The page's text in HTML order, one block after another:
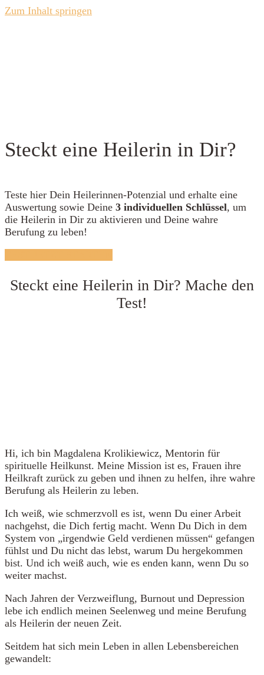
Zum Inhalt springen
Steckt eine Heilerin in Dir?
Teste hier Dein Heilerinnen-Potenzial und erhalte eine
Auswertung sowie Deine 3 individuellen Schlüssel, um
die Heilerin in Dir zu aktivieren und Deine wahre
Berufung zu leben!
Steckt eine Heilerin in Dir? Mache den
Test!
Hi, ich bin Magdalena Krolikiewicz, Mentorin für
spirituelle Heilkunst. Meine Mission ist es, Frauen ihre
Heilkraft zurück zu geben und ihnen zu helfen, ihre wahre
Berufung als Heilerin zu leben.
Ich weiß, wie schmerzvoll es ist, wenn Du einer Arbeit
nachgehst, die Dich fertig macht. Wenn Du Dich in dem
System von „irgendwie Geld verdienen müssen“ gefangen
fühlst und Du nicht das lebst, warum Du hergekommen
bist. Und ich weiß auch, wie es enden kann, wenn Du so
weiter machst.
Nach Jahren der Verzweiflung, Burnout und Depression
lebe ich endlich meinen Seelenweg und meine Berufung
als Heilerin der neuen Zeit.
Seitdem hat sich mein Leben in allen Lebensbereichen
gewandelt: